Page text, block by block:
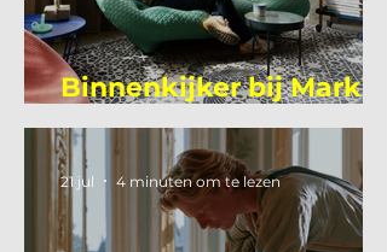
Binnenkijker bij Mark
Mutsaers
21 jul 4 minuten om te lezen